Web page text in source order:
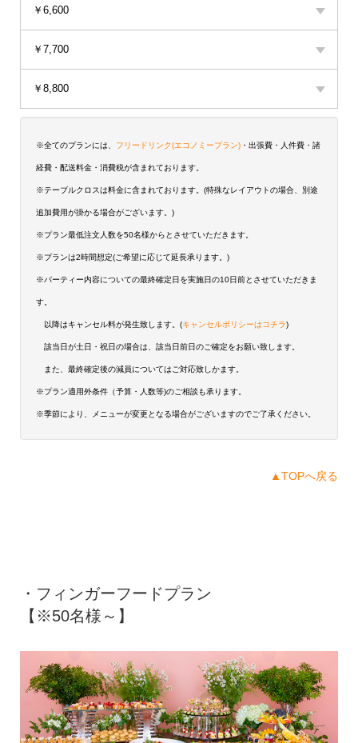
￥6,600
￥7,700
￥8,800
※全てのプランには、 フリードリンク(エコノミープラン)・出張費・人件費・諸
経費・配送料金・消費税が含まれております。
※テーブルクロスは料金に含まれております。(特殊なレイアウトの場合、別途
追加費用が掛かる場合がございます。)
※プラン最低注文人数を50名様からとさせていただきます。
※プランは2時間想定(ご希望に応じて延長承ります。)
※パーティー内容についての最終確定日を実施日の10日前とさせていただきま
す。
以降はキャンセル料が発生致します。(キャンセルポリシーはコチラ)
該当日が土日・祝日の場合は、該当日前日のご確定をお願い致します。
また、最終確定後の減員についてはご対応致しかます。
※プラン適用外条件（予算・人数等)のご相談も承ります。
※季節により、メニューが変更となる場合がございますのでご了承ください。
▲TOPへ戻る
・フィンガーフードプラン
【※50名様～】